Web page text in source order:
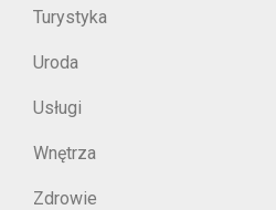
Turystyka
Uroda
Usługi
Wnętrza
Zdrowie